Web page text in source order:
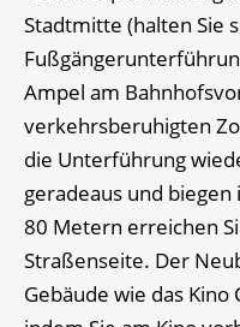
Stadtmitte (halten Sie
Ampel am
verkehrsberuhigten
die Unterführung
geradeaus und
80 Metern erreichen
Straßenseite. Der
Gebäude wie das Kino